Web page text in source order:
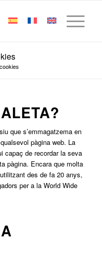
que s’emmagatzema en
pàgina web. La
capaç de recordar la seva
pàgina. Encara que molta
des de fa 20 anys,
per a la World Wide